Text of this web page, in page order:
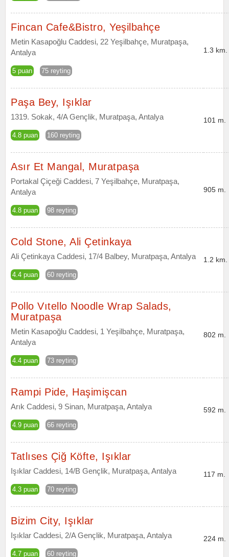
Fincan Cafe&Bistro, Yeşilbahçe
Metin Kasapoğlu Caddesi, 22 Yeşilbahçe, Muratpaşa,
Antalya
5 puan 75 reyting
1.3 km.
Paşa Bey, Işıklar
1319. Sokak, 4/A Gençlik, Muratpaşa, Antalya
4.8 puan 160 reyting
101 m.
Asır Et Mangal, Muratpaşa
Portakal Çiçeği Caddesi, 7 Yeşilbahçe, Muratpaşa,
Antalya
4.8 puan 98 reyting
905 m.
Cold Stone, Ali Çetinkaya
Ali Çetinkaya Caddesi, 17/4 Balbey, Muratpaşa, Antalya
4.4 puan 60 reyting
1.2 km.
Pollo Vıtello Noodle Wrap Salads,
Muratpaşa
Metin Kasapoğlu Caddesi, 1 Yeşilbahçe, Muratpaşa,
Antalya
4.4 puan 73 reyting
802 m.
Rampi Pide, Haşimişcan
Arık Caddesi, 9 Sinan, Muratpaşa, Antalya
4.9 puan 66 reyting
592 m.
Tatlıses Çiğ Köfte, Işıklar
Işıklar Caddesi, 14/B Gençlik, Muratpaşa, Antalya
4.3 puan 70 reyting
117 m.
Bizim City, Işıklar
Işıklar Caddesi, 2/A Gençlik, Muratpaşa, Antalya
4.7 puan 60 reyting
224 m.